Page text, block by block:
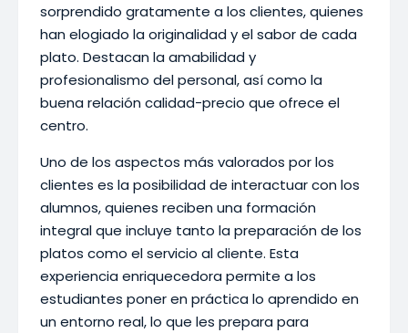
sorprendido gratamente a los clientes, quienes
han elogiado la originalidad y el sabor de cada
plato. Destacan la amabilidad y
profesionalismo del personal, así como la
buena relación calidad-precio que ofrece el
centro.
Uno de los aspectos más valorados por los
clientes es la posibilidad de interactuar con los
alumnos, quienes reciben una formación
integral que incluye tanto la preparación de los
platos como el servicio al cliente. Esta
experiencia enriquecedora permite a los
estudiantes poner en práctica lo aprendido en
un entorno real, lo que les prepara para